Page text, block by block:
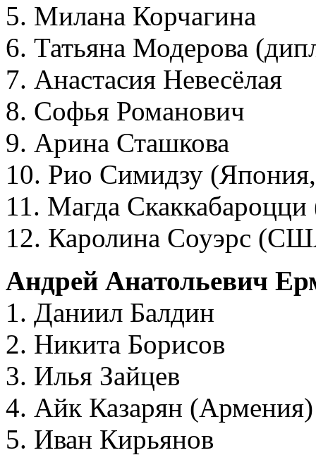
5. Милана Корчагина
6. Татьяна Модерова
7. Анастасия Невесёлая
8. Софья Романович
9. Арина Сташкова
10. Рио Симидзу (Япония,
11. Магда Скаккабароцци
12. Каролина Соуэрс
Андрей Анатольевич
1. Даниил Балдин
2. Никита Борисов
3. Илья Зайцев
4. Айк Казарян (Армения)
5. Иван Кирьянов